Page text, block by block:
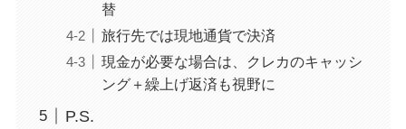
替
旅行先では現地通貨で決済
現金が必要な場合は、クレカのキャッシ
ング＋繰上げ返済も視野に
P.S.